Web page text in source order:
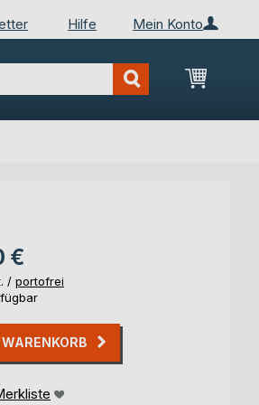
Mein Konto
Hilfe
Mein
€
/ portofrei